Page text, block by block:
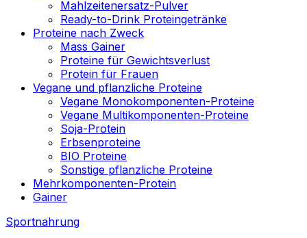
Mahlzeitenersatz-Pulver
Ready-to-Drink Proteingetränke
Proteine nach Zweck
Mass Gainer
Proteine für Gewichtsverlust
Protein für Frauen
Vegane und pflanzliche Proteine
Vegane Monokomponenten-Proteine
Vegane Multikomponenten-Proteine
Soja-Protein
Erbsenproteine
BIO Proteine
Sonstige pflanzliche Proteine
Mehrkomponenten-Protein
Gainer
Sportnahrung